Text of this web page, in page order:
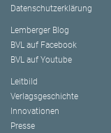
Datenschutzerklärung
Lemberger Blog
BVL auf Facebook
BVL auf Youtube
Leitbild
Verlagsgeschichte
Innovationen
Presse